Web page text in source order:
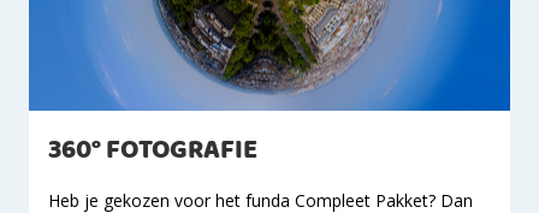
360° FOTOGRAFIE
Heb je gekozen voor het funda Compleet Pakket? Dan